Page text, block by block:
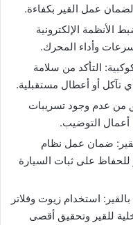
لضمان عمل القير بكفاءة.
الأنظمة الإلكترونية
وأداء المحرك.
التأكد من سلامة
تآكل أو أعطال مستقبلية.
من عدم وجود تسريبات
أعمال التوضيب.
ضمان عمل نظام
للحفاظ على ثبات السيارة
استخدام زيوت وفلاتر
للقير وتحقيق أقصى